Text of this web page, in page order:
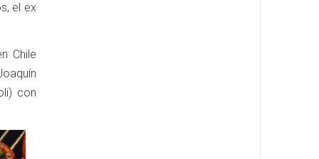
el ex
Chile
con